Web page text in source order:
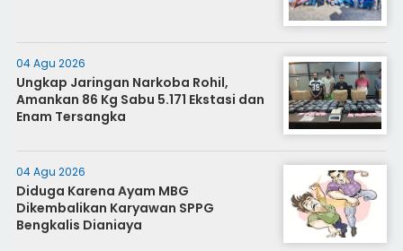
04 Agu 2026
Ungkap Jaringan Narkoba Rohil,
Amankan 86 Kg Sabu 5.171 Ekstasi dan
Enam Tersangka
04 Agu 2026
Diduga Karena Ayam MBG
Dikembalikan Karyawan SPPG
Bengkalis Dianiaya